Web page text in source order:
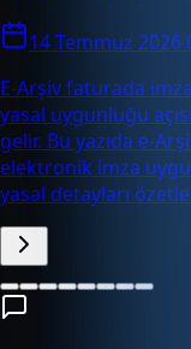
14 Temmuz 2026
E-Arşiv faturada
yasal uygunluğu
gelir. Bu yazıda e-
elektronik imza
yasal detayları